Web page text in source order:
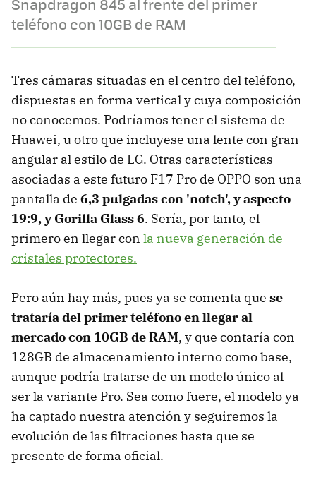
teléfono con 10GB de RAM
Tres cámaras situadas en el centro del teléfono,
dispuestas en forma vertical y cuya composición
no conocemos. Podríamos tener el sistema de
Huawei, u otro que incluyese una lente con gran
angular al estilo de LG. Otras características
asociadas a este futuro F17 Pro de OPPO son una
pantalla de 6,3 pulgadas con 'notch', y aspecto
19:9, y Gorilla Glass 6. Sería, por tanto, el
primero en llegar con la nueva generación de
cristales protectores.
Pero aún hay más, pues ya se comenta que se
trataría del primer teléfono en llegar al
mercado con 10GB de RAM, y que contaría con
128GB de almacenamiento interno como base,
aunque podría tratarse de un modelo único al
ser la variante Pro. Sea como fuere, el modelo ya
ha captado nuestra atención y seguiremos la
evolución de las filtraciones hasta que se
presente de forma oficial.